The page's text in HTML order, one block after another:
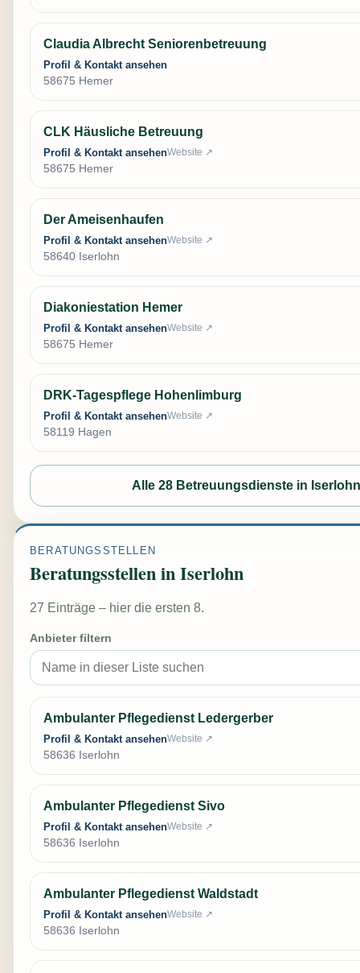
Claudia Albrecht Seniorenbetreuung
Profil & Kontakt ansehen
58675 Hemer
CLK Häusliche Betreuung
Profil & Kontakt ansehenWebsite ↗
58675 Hemer
Der Ameisenhaufen
Profil & Kontakt ansehenWebsite ↗
58640 Iserlohn
Diakoniestation Hemer
Profil & Kontakt ansehenWebsite ↗
58675 Hemer
DRK-Tagespflege Hohenlimburg
Profil & Kontakt ansehenWebsite ↗
58119 Hagen
Alle 28 Betreuungsdienste in Iserlohn
BERATUNGSSTELLEN
Beratungsstellen in Iserlohn
27 Einträge – hier die ersten 8.
Anbieter filtern
Ambulanter Pflegedienst Ledergerber
Profil & Kontakt ansehenWebsite ↗
58636 Iserlohn
Ambulanter Pflegedienst Sivo
Profil & Kontakt ansehenWebsite ↗
58636 Iserlohn
Ambulanter Pflegedienst Waldstadt
Profil & Kontakt ansehenWebsite ↗
58636 Iserlohn